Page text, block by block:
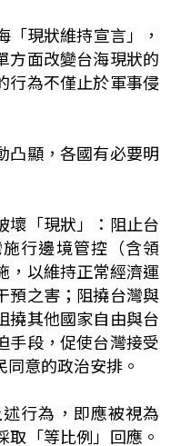
「現狀維持宣言」，
方面改變台海現狀的
行為不僅止於軍事侵
凸顯，各國有必要明
壞「現狀」：阻止台
行邊境管控（含領
，以維持正常經濟運
預之害；阻撓台灣與
撓其他國家自由與台
手段，促使台灣接受
意的政治安排。
行為，即應被視為
取「等比例」回應。